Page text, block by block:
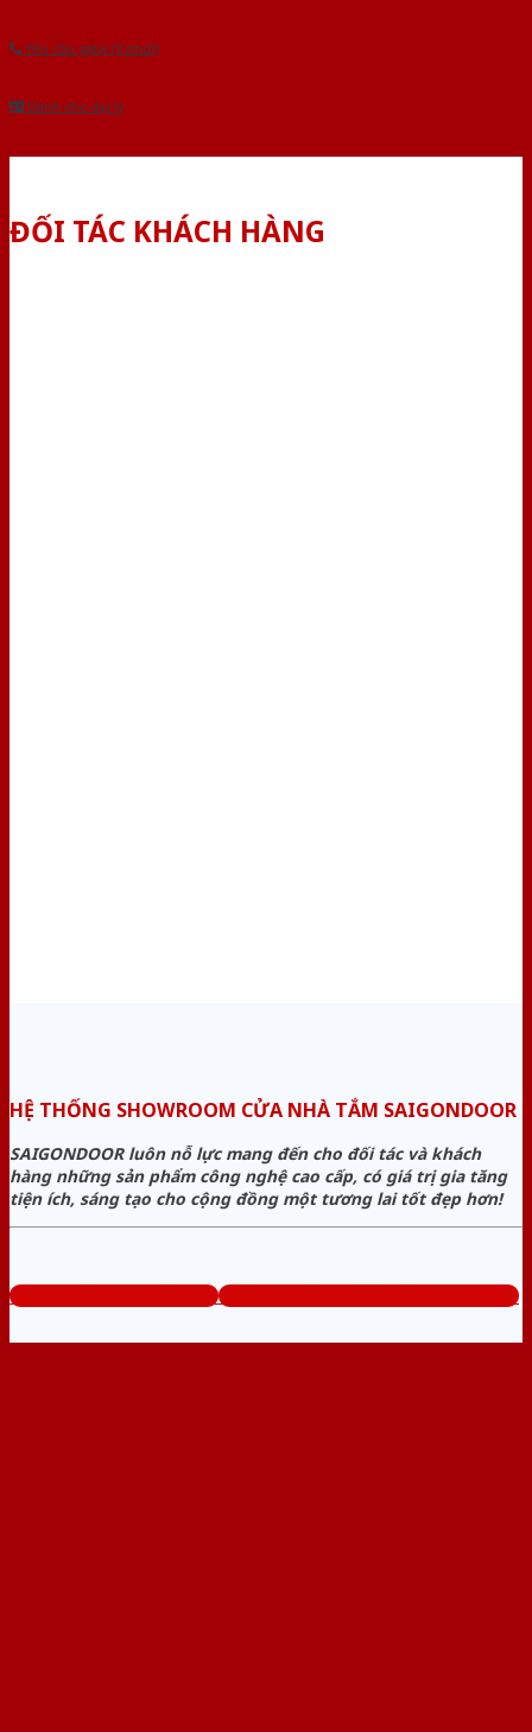
Yêu cầu gọi lại (3 phút)
Dành cho đại lý
ĐỐI TÁC KHÁCH HÀNG
HỆ THỐNG SHOWROOM CỬA NHÀ TẮM SAIGONDOOR
SAIGONDOOR luôn nỗ lực mang đến cho đối tác và khách
hàng những sản phẩm công nghệ cao cấp, có giá trị gia tăng
tiện ích, sáng tạo cho cộng đồng một tương lai tốt đẹp hơn!
www.cuanhuanhatam.com Tổng đài tư vấn miễn phí: 0824.400.400